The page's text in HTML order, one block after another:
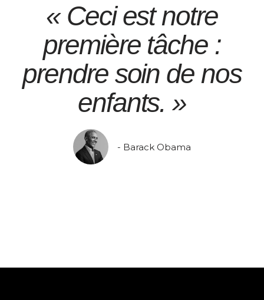
« Ceci est notre
première tâche :
prendre soin de nos
enfants. »
- Barack Obama